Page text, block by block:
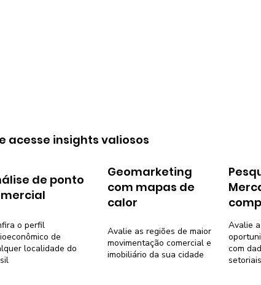
de ponto
o perfil
de
localidade do
Geomarketing
com mapas de
calor
Avalie as regiões de maior
movimentação comercial e
imobiliário da sua cidade
Avalie
com
setoriais
acesse insights valiosos